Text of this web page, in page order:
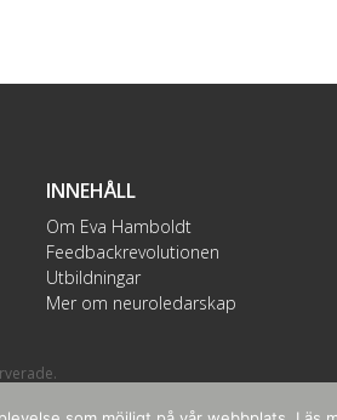
INNEHÅLL
Om Eva Hamboldt
Feedbackrevolutionen
Utbildningar
Mer om neuroledarskap